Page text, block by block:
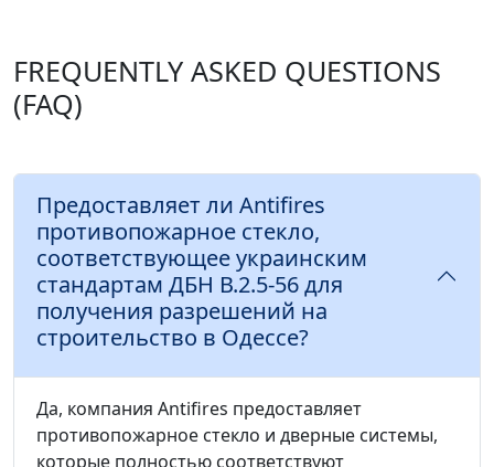
FREQUENTLY ASKED QUESTIONS
(FAQ)
Предоставляет ли Antifires
противопожарное стекло,
соответствующее украинским
стандартам ДБН В.2.5-56 для
получения разрешений на
строительство в Одессе?
Да, компания Antifires предоставляет
противопожарное стекло и дверные системы,
которые полностью соответствуют